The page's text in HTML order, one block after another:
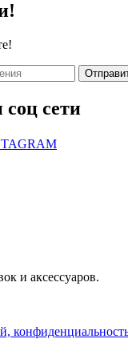
сети
и аксессуаров.